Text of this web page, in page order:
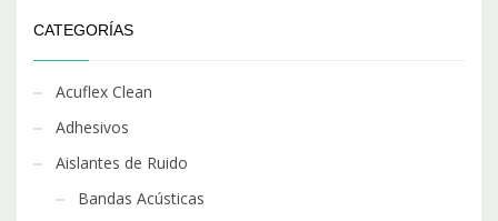
CATEGORÍAS
Acuflex Clean
Adhesivos
Aislantes de Ruido
Bandas Acústicas